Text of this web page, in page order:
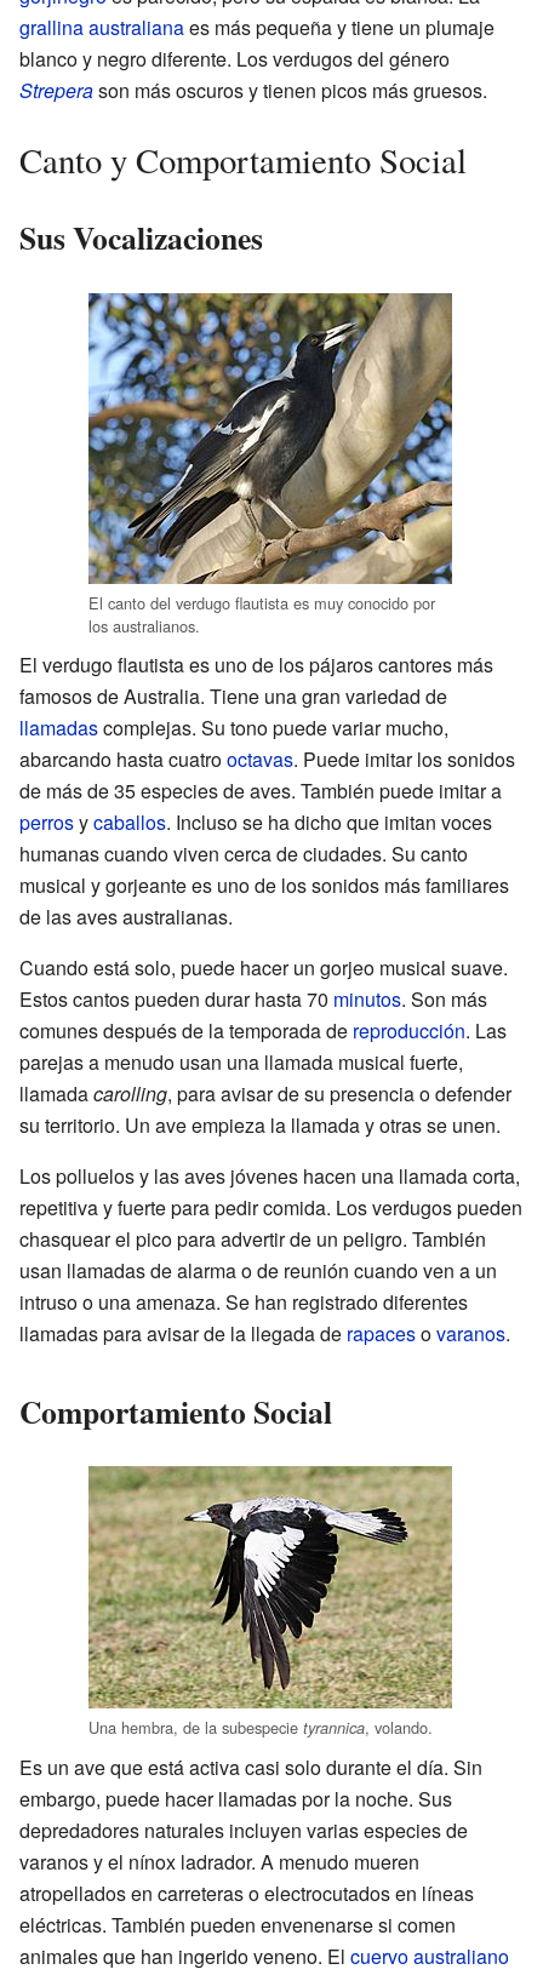
grallina australianaes más pequeña y tiene un plumaje
blanco y negro diferente. Los verdugos del género
Streperason más oscuros y tienen picos más gruesos.
Canto y Comportamiento Social
Sus Vocalizaciones
El canto del verdugo flautista es muy conocido por
los australianos.
El verdugo flautista es uno de los pájaros cantores más
famosos de Australia. Tiene una gran variedad de
llamadascomplejas. Su tono puede variar mucho,
abarcando hasta cuatrooctavas. Puede imitar los sonidos
de más de 35 especies de aves. También puede imitar a
perrosycaballos. Incluso se ha dicho que imitan voces
humanas cuando viven cerca de ciudades. Su canto
musical y gorjeante es uno de los sonidos más familiares
de las aves australianas.
Cuando está solo, puede hacer un gorjeo musical suave.
Estos cantos pueden durar hasta 70 minutos. Son más
comunes después de la temporada de reproducción. Las
parejas a menudo usan una llamada musical fuerte,
llamadacarolling, para avisar de su presencia o defender
su territorio. Un ave empieza la llamada y otras se unen.
Los polluelos y las aves jóvenes hacen una llamada corta,
repetitiva y fuerte para pedir comida. Los verdugos pueden
chasquear el pico para advertir de un peligro. También
usan llamadas de alarma o de reunión cuando ven a un
intruso o una amenaza. Se han registrado diferentes
llamadas para avisar de la llegada de rapacesovaranos.
Comportamiento Social
Una hembra, de la subespecie tyrannica, volando.
Es un ave que está activa casi solo durante el día. Sin
embargo, puede hacer llamadas por la noche. Sus
depredadores naturales incluyen varias especies de
varanos y el nínox ladrador. A menudo mueren
atropellados en carreteras o electrocutados en líneas
eléctricas. También pueden envenenarse si comen
animales que han ingerido veneno. El cuervo australiano